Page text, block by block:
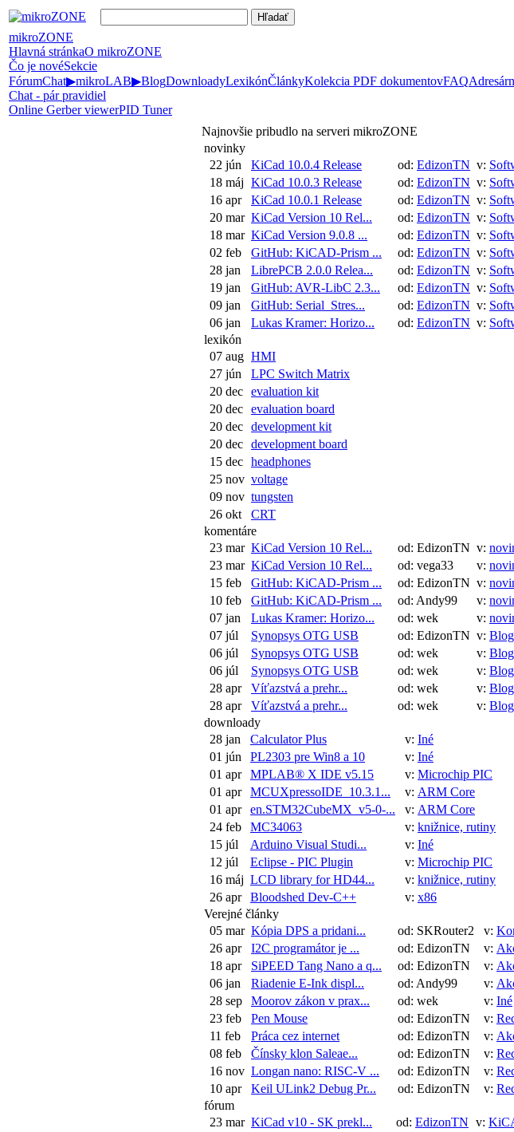
mikroZONE
Hlavná stránkaO mikroZONE
Čo je novéSekcie
FórumChat▶mikroLAB▶BlogDownloadyLexikónČlánkyKolekcia PDF dokumentovFAQAdresár
Chat - pár pravidiel
Online Gerber viewerPID Tuner
Najnovšie pribudlo na serveri mikroZONE
novinky
22 jún
KiCad 10.0.4 Release od: EdizonTN v:
18 máj KiCad 10.0.3 Release od: EdizonTN v:
16 apr
KiCad 10.0.1 Release od: EdizonTN v:
20 mar KiCad Version 10 Rel... od: EdizonTN v:
18 mar KiCad Version 9.0.8 ... od: EdizonTN v:
02 feb
GitHub: KiCAD-Prism ... od: EdizonTN v:
28 jan
LibrePCB 2.0.0 Relea... od: EdizonTN v:
19 jan
GitHub: AVR-LibC 2.3... od: EdizonTN v:
09 jan
GitHub: Serial_Stres... od: EdizonTN v:
06 jan
Lukas Kramer: Horizo... od: EdizonTN v:
lexikón
07 aug HMI
27 jún
LPC Switch Matrix
20 dec evaluation kit
20 dec evaluation board
20 dec development kit
20 dec development board
15 dec headphones
25 nov voltage
09 nov tungsten
26 okt
CRT
komentáre
23 mar KiCad Version 10 Rel... od: EdizonTN v:
23 mar KiCad Version 10 Rel... od: vega33 v:
15 feb
GitHub: KiCAD-Prism ... od: EdizonTN v:
10 feb
GitHub: KiCAD-Prism ... od: Andy99 v:
07 jan
Lukas Kramer: Horizo... od: wek v:
07 júl
Synopsys OTG USB od: EdizonTN v: Blog
06 júl
Synopsys OTG USB od: wek v: Blog
06 júl
Synopsys OTG USB od: wek v: Blog
28 apr
Víťazstvá a prehr... od: wek v: Blog
28 apr
Víťazstvá a prehr... od: wek v: Blog
downloady
28 jan
Calculator Plus v: Iné
01 jún
PL2303 pre Win8 a 10 v: Iné
01 apr
MPLAB® X IDE v5.15 v: Microchip PIC
01 apr
MCUXpressoIDE_10.3.1... v: ARM Core
01 apr
en.STM32CubeMX_v5-0-... v: ARM Core
24 feb
MC34063 v: knižnice, rutiny
15 júl
Arduino Visual Studi... v: Iné
12 júl
Eclipse - PIC Plugin v: Microchip PIC
16 máj LCD library for HD44... v: knižnice, rutiny
26 apr
Bloodshed Dev-C++ v: x86
Verejné články
05 mar Kópia DPS a pridani... od: SKRouter2 v:
26 apr
I2C programátor je ... od: EdizonTN v:
18 apr
SiPEED Tang Nano a q... od: EdizonTN v:
06 jan
Riadenie E-Ink displ... od: Andy99 v:
28 sep
Moorov zákon v prax... od: wek v: Iné
23 feb
Pen Mouse od: EdizonTN v:
11 feb
Práca cez internet od: EdizonTN v:
08 feb
Čínsky klon Saleae... od: EdizonTN v:
16 nov Longan nano: RISC-V ... od: EdizonTN v:
10 apr
Keil ULink2 Debug Pr... od: EdizonTN v:
fórum
23 mar KiCad v10 - SK prekl... od: EdizonTN v: